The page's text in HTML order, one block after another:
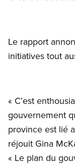
Le rapport
initiatives tout
« C’est
gouvernement
province est lié
réjouit Gina
« Le plan du